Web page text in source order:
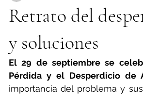
Retrato del
y soluciones
El 29 de septiembre se
Pérdida y el Desperdicio de
importancia del problema y